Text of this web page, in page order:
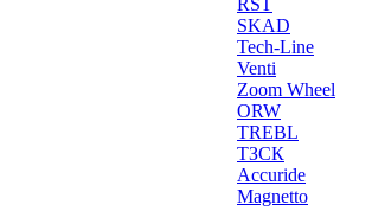
RST
SKAD
Tech-Line
Venti
Zoom Wheel
ORW
TREBL
ТЗСК
Accuride
Magnetto